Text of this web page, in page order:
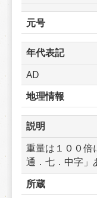
元号
年代表記
AD
地理情報
説明
重量は１００倍
通．七．中字」
所蔵